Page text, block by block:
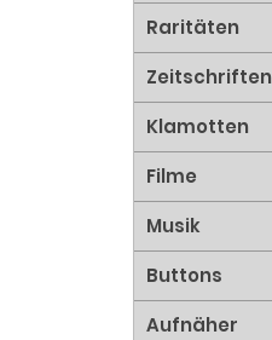
Raritäten
Zeitschriften
Klamotten
Filme
Musik
Buttons
Aufnäher